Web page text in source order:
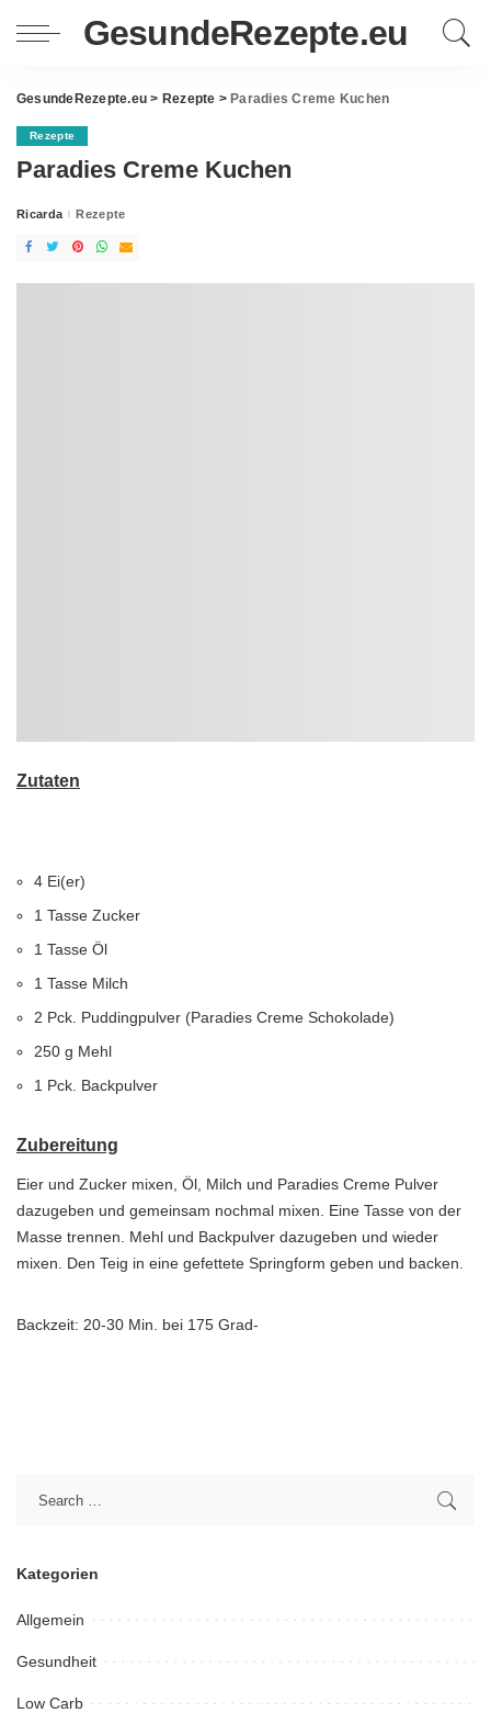
GesundeRezepte.eu
GesundeRezepte.eu > Rezepte > Paradies Creme Kuchen
Rezepte
Paradies Creme Kuchen
Posted
Ricarda Rezepte
Zutaten
4 Ei(er)
1 Tasse Zucker
1 Tasse Öl
1 Tasse Milch
2 Pck. Puddingpulver (Paradies Creme Schokolade)
250 g Mehl
1 Pck. Backpulver
Zubereitung
Eier und Zucker mixen, Öl, Milch und Paradies Creme Pulver
dazugeben und gemeinsam nochmal mixen. Eine Tasse von der
Masse trennen. Mehl und Backpulver dazugeben und wieder
mixen. Den Teig in eine gefettete Springform geben und backen.
Backzeit: 20-30 Min. bei 175 Grad-
Kategorien
Allgemein
Gesundheit
Low Carb